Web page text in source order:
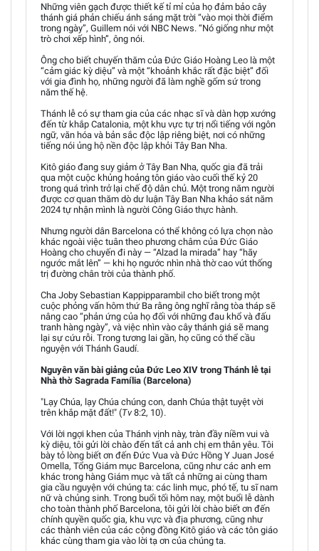
Những viên gạch được thiết kế tỉ mỉ của họ đảm bảo cây
thánh giá phản chiếu ánh sáng mặt trời “vào mọi thời điểm
trong ngày”, Guillem nói với NBC News. “Nó giống như một
trò chơi xếp hình”, ông nói.
Ông cho biết chuyến thăm của Đức Giáo Hoàng Leo là một
“cảm giác kỳ diệu” và một “khoảnh khắc rất đặc biệt” đối
với gia đình họ, những người đã làm nghề gốm sứ trong
năm thế hệ.
Thánh lễ có sự tham gia của các nhạc sĩ và dàn hợp xướng
đến từ khắp Catalonia, một khu vực tự trị nổi tiếng với ngôn
ngữ, văn hóa và bản sắc độc lập riêng biệt, nơi có những
tiếng nói ủng hộ nền độc lập khỏi Tây Ban Nha.
Kitô giáo đang suy giảm ở Tây Ban Nha, quốc gia đã trải
qua một cuộc khủng hoảng tôn giáo vào cuối thế kỷ 20
trong quá trình trở lại chế độ dân chủ. Một trong năm người
được cơ quan thăm dò dư luận Tây Ban Nha khảo sát năm
2024 tự nhận mình là người Công Giáo thực hành.
Nhưng người dân Barcelona có thể không có lựa chọn nào
khác ngoài việc tuân theo phương châm của Đức Giáo
Hoàng cho chuyến đi này — “Alzad la mirada” hay “hãy
ngước mắt lên” — khi họ ngước nhìn nhà thờ cao vút thống
trị đường chân trời của thành phố.
Cha Joby Sebastian Kappipparambil cho biết trong một
cuộc phỏng vấn hôm thứ Ba rằng ông nghĩ rằng tòa tháp sẽ
nâng cao “phản ứng của họ đối với những đau khổ và đấu
tranh hàng ngày”, và việc nhìn vào cây thánh giá sẽ mang
lại sự cứu rỗi. Trong tương lai gần, họ cũng có thể cầu
nguyện với Thánh Gaudí.
Nguyên văn bài giảng của Đức Leo XIV trong Thánh lễ tại
Nhà thờ Sagrada Família (Barcelona)
"Lạy Chúa, lạy Chúa chúng con, danh Chúa thật tuyệt vời
trên khắp mặt đất!" (Tv8:2, 10).
Với lời ngợi khen của Thánh vịnh này, tràn đầy niềm vui và
kỳ diệu, tôi gửi lời chào đến tất cả anh chị em thân yêu. Tôi
bày tỏ lòng biết ơn đến Đức Vua và Đức Hồng Y Juan José
Omella, Tổng Giám mục Barcelona, cũng như các anh em
khác trong hàng Giám mục và tất cả những ai cùng tham
gia cầu nguyện với chúng ta: các linh mục, phó tế, tu sĩ nam
nữ và chủng sinh. Trong buổi tối hôm nay, một buổi lễ dành
cho toàn thành phố Barcelona, tôi gửi lời chào biết ơn đến
chính quyền quốc gia, khu vực và địa phương, cũng như
các thành viên của các cộng đồng Kitô giáo và các tôn giáo
khác cùng tham gia vào lời tạ ơn của chúng ta.